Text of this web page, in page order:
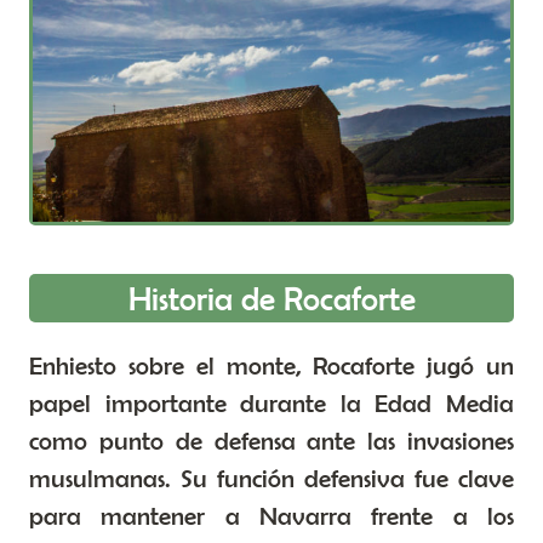
Historia de Rocaforte
Enhiesto sobre el monte, Rocaforte jugó un
papel importante durante la Edad Media
como punto de defensa ante las invasiones
musulmanas. Su función defensiva fue clave
para mantener a Navarra frente a los